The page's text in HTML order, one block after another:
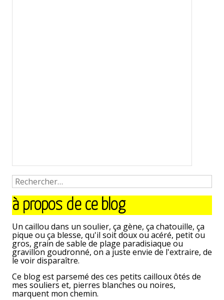
<
précédent
à propos de ce blog
Un caillou dans un soulier, ça gène, ça chatouille, ça
pique ou ça blesse, qu'il soit doux ou acéré, petit ou
gros, grain de sable de plage paradisiaque ou
gravillon goudronné, on a juste envie de l'extraire, de
le voir disparaître.
Ce blog est parsemé des ces petits cailloux ôtés de
mes souliers et, pierres blanches ou noires,
marquent mon chemin.